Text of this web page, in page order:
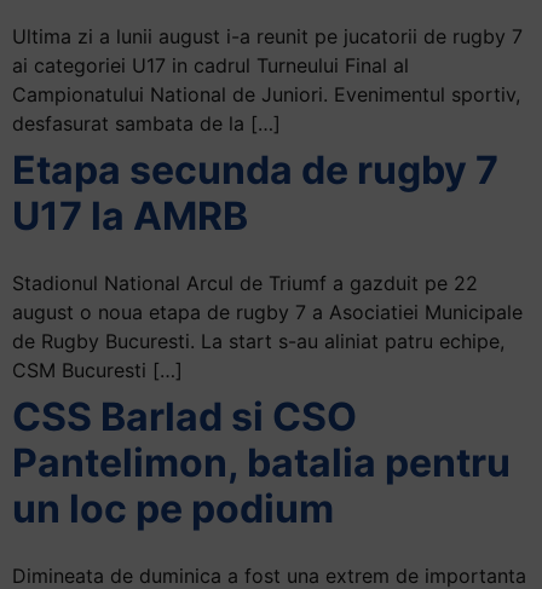
Ultima zi a lunii august i-a reunit pe jucatorii de rugby 7
ai categoriei U17 in cadrul Turneului Final al
Campionatului National de Juniori. Evenimentul sportiv,
desfasurat sambata de la […]
Etapa secunda de rugby 7
U17 la AMRB
Stadionul National Arcul de Triumf a gazduit pe 22
august o noua etapa de rugby 7 a Asociatiei Municipale
de Rugby Bucuresti. La start s-au aliniat patru echipe,
CSM Bucuresti […]
CSS Barlad si CSO
Pantelimon, batalia pentru
un loc pe podium
Dimineata de duminica a fost una extrem de importanta